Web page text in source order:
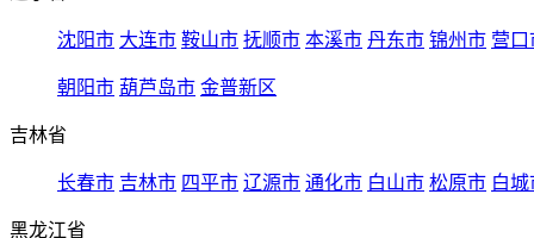
沈阳市 大连市 鞍山市 抚顺市 本溪市 丹东市 锦州市 营口
朝阳市 葫芦岛市 金普新区
吉林省
长春市 吉林市 四平市 辽源市 通化市 白山市 松原市 白城
黑龙江省